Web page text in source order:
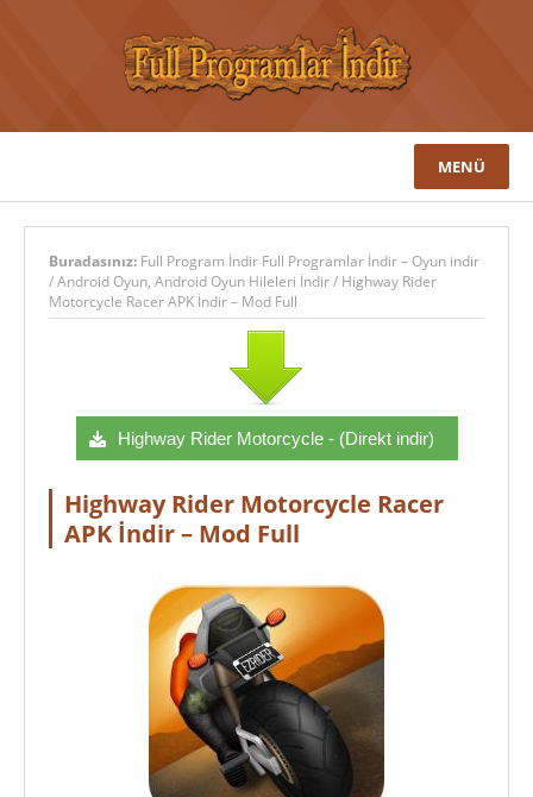
MENÜ
Buradasınız: Full Program İndir Full Programlar İndir – Oyun indir
/Android Oyun, Android Oyun Hileleri İndir/ Highway Rider
Motorcycle Racer APK İndir – Mod Full
Highway Rider Motorcycle - (Direkt indir)
Highway Rider Motorcycle Racer
APK İndir – Mod Full